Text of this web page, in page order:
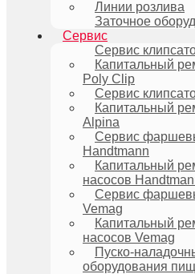
Линии розлива
Заточное
Сервис
Сервис
Капитальный
Poly Clip
Сервис
Капитальный
Alpina
Сервис
Handtmann
Капитальный
насосов
Сервис
Vemag
Капитальный
насосов Vemag
Пуско-
оборудования